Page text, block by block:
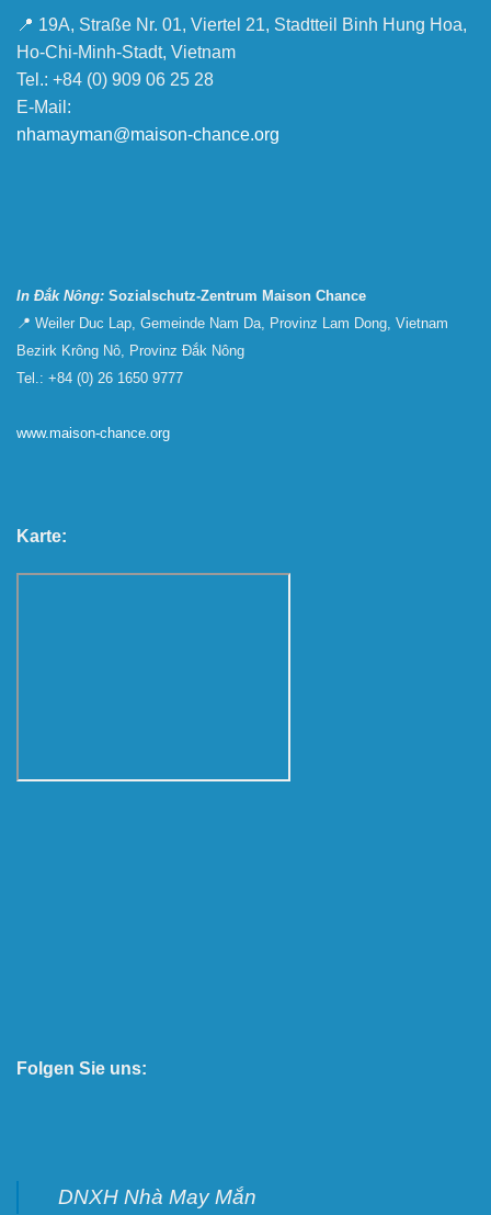
📍 19A, Straße Nr. 01, Viertel 21, Stadtteil Binh Hung Hoa,
Ho-Chi-Minh-Stadt, Vietnam
Tel.: +84 (0) 909 06 25 28
E-Mail:
nhamayman@maison-chance.org
In Đắk Nông: Sozialschutz-Zentrum Maison Chance
📍 Weiler Duc Lap, Gemeinde Nam Da, Provinz Lam Dong, Vietnam
Bezirk Krông Nô, Provinz Đắk Nông
Tel.: +84 (0) 26 1650 9777
www.maison-chance.org
Karte:
Folgen Sie uns:
DNXH Nhà May Mắn